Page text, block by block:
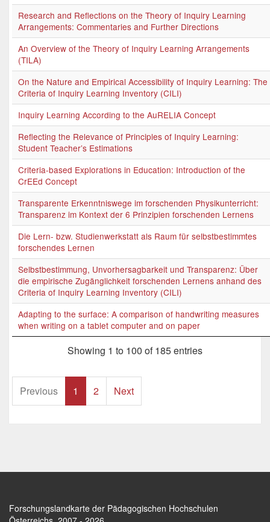
Research and Reflections on the Theory of Inquiry Learning
Arrangements: Commentaries and Further Directions
An Overview of the Theory of Inquiry Learning Arrangements
(TILA)
On the Nature and Empirical Accessibility of Inquiry Learning: The
Criteria of Inquiry Learning Inventory (CILI)
Inquiry Learning According to the AuRELIA Concept
Reflecting the Relevance of Principles of Inquiry Learning:
Student Teacher’s Estimations
Criteria-based Explorations in Education: Introduction of the
CrEEd Concept
Transparente Erkenntniswege im forschenden Physikunterricht:
Transparenz im Kontext der 6 Prinzipien forschenden Lernens
Die Lern- bzw. Studienwerkstatt als Raum für selbstbestimmtes
forschendes Lernen
Selbstbestimmung, Unvorhersagbarkeit und Transparenz: Über
die empirische Zugänglichkeit forschenden Lernens anhand des
Criteria of Inquiry Learning Inventory (CILI)
Adapting to the surface: A comparison of handwriting measures
when writing on a tablet computer and on paper
Showing 1 to 100 of 185 entries
Previous 1 2 Next
Forschungslandkarte der Pädagogischen Hochschulen